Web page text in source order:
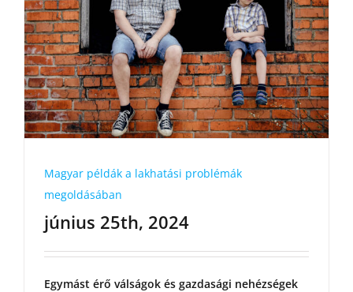
Magyar példák a lakhatási problémák
megoldásában
június 25th, 2024
Egymást érő válságok és gazdasági nehézségek